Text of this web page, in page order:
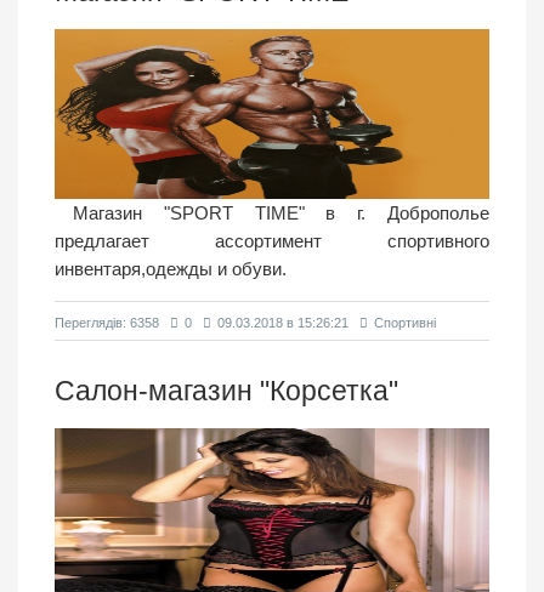
Магазин "SPORT TIME" в г. Доброполье
предлагает ассортимент спортивного
инвентаря,одежды и обуви.
Переглядiв: 6358 0 09.03.2018 в 15:26:21 Спортивнi
Салон-магазин "Корсетка"